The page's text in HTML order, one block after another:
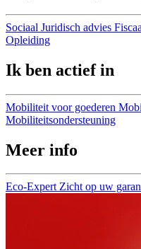
Sociaal Juridisch advies
Opleiding
Ik ben actief in
Mobiliteit voor goederen
Mobiliteitsondersteuning
Meer info
Eco-Expert Zicht op uw